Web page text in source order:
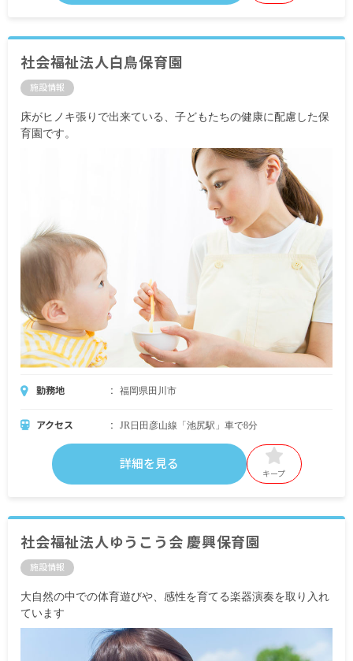
社会福祉法人白鳥保育園
施設情報
床がヒノキ張りで出来ている、子どもたちの健康に配慮した保
育園です。
勤務地 福岡県田川市
アクセス JR日田彦山線「池尻駅」車で8分
詳細を見る
キープ
社会福祉法人ゆうこう会 慶興保育園
施設情報
大自然の中での体育遊びや、感性を育てる楽器演奏を取り入れ
ています